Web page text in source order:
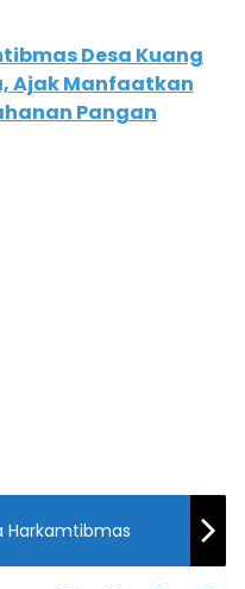
Desa Kuang
Ajak Manfaatkan
Pangan
Harkamtibmas